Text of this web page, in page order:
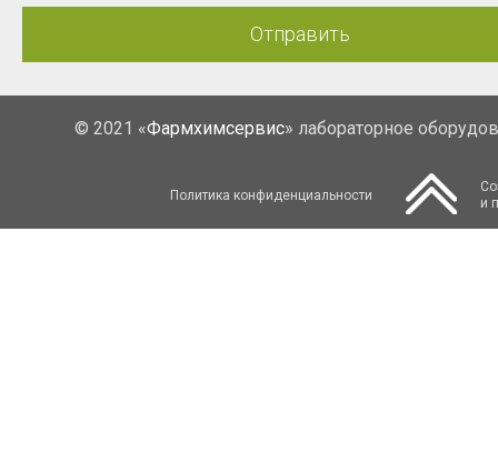
Отправить
© 2021 «Фармхимсервис» лабораторное
Политика конфиденциальности
и